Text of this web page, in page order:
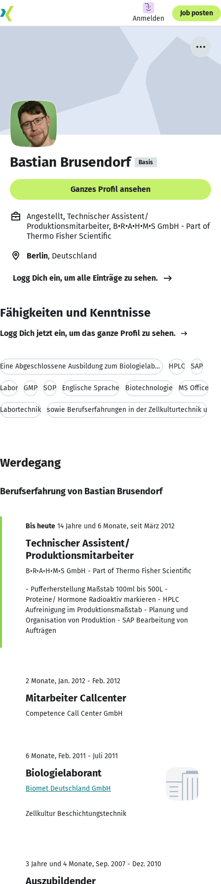
Anmelden
Job posten
Bastian Brusendorf Basis
Ganzes Profil ansehen
Angestellt, Technischer Assistent/
Produktionsmitarbeiter, B•R•A•H•M•S GmbH - Part of
Thermo Fisher Scientific
Berlin, Deutschland
Logg Dich ein, um alle Einträge zu sehen.
Fähigkeiten und Kenntnisse
Logg Dich jetzt ein, um das ganze Profil zu sehen.
Eine Abgeschlossene Ausbildung zum Biologielaboran HPLC SAP
Labor GMP SOP Englische Sprache Biotechnologie MS Office
Labortechnik sowie Berufserfahrungen in der Zellkulturtechnik u
Werdegang
Berufserfahrung von Bastian Brusendorf
Bis heute 14 Jahre und 6 Monate, seit März 2012
Technischer Assistent/
Produktionsmitarbeiter
B•R•A•H•M•S GmbH - Part of Thermo Fisher Scientific
- Pufferherstellung Maßstab 100ml bis 500L -
Proteine/ Hormone Radioaktiv markieren - HPLC
Aufreinigung im Produktionsmaßstab - Planung und
Organisation von Produktion - SAP Bearbeitung von
Aufträgen
2 Monate, Jan. 2012 - Feb. 2012
Mitarbeiter Callcenter
Competence Call Center GmbH
6 Monate, Feb. 2011 - Juli 2011
Biologielaborant
Biomet Deutschland GmbH
Zellkultur Beschichtungstechnik
3 Jahre und 4 Monate, Sep. 2007 - Dez. 2010
Auszubildender